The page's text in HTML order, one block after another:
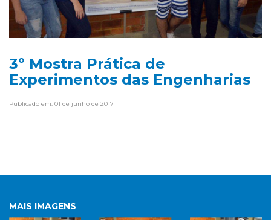
3º Mostra Prática de
Experimentos das Engenharias
Publicado em: 01 de junho de 2017
MAIS IMAGENS